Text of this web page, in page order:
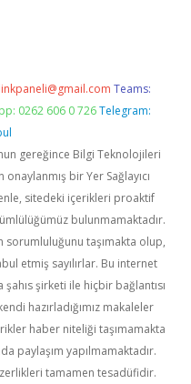
Teams:
0262 606 0 726 Telegram:
gereğince Bilgi Teknolojileri
bir Yer Sağlayıcı
sitedeki içerikleri proaktif
bulunmamaktadır.
sorumluluğunu taşımakta olup,
etmiş sayılırlar. Bu internet
şirketi ile hiçbir bağlantısı
hazırladığımız makaleler
haber niteliği taşımamakta
paylaşım yapılmamaktadır.
tamamen tesadüfidir.